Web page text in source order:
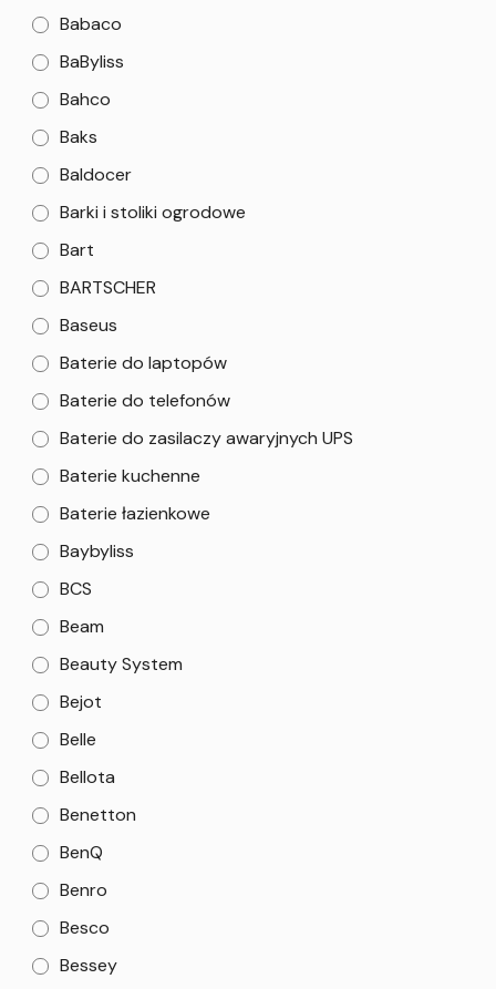
Babaco
BaByliss
Bahco
Baks
Baldocer
Barki i stoliki ogrodowe
Bart
BARTSCHER
Baseus
Baterie do laptopów
Baterie do telefonów
Baterie do zasilaczy awaryjnych UPS
Baterie kuchenne
Baterie łazienkowe
Baybyliss
BCS
Beam
Beauty System
Bejot
Belle
Bellota
Benetton
BenQ
Benro
Besco
Bessey